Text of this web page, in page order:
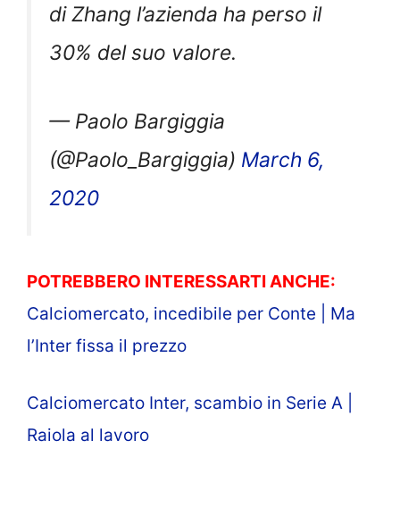
di Zhang l’azienda ha perso il
30% del suo valore.
— Paolo Bargiggia
(@Paolo_Bargiggia) March 6,
2020
POTREBBERO INTERESSARTI ANCHE:
Calciomercato, incedibile per Conte | Ma
l’Inter fissa il prezzo
Calciomercato Inter, scambio in Serie A |
Raiola al lavoro